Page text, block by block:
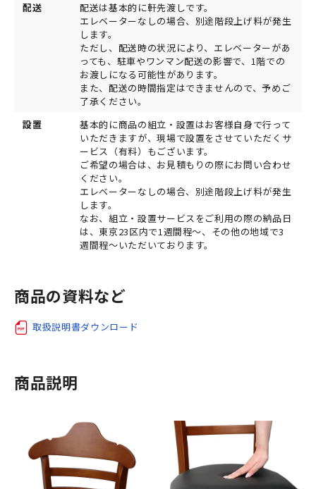
配送
配送は基本的に軒先渡しです。
エレベーターなしの場合、別途階段上げ料が発生
します。
ただし、配送時の状況により、エレベーターがあ
っても、駐車やワンマン配送の影響で、1階での
お渡しになる可能性があります。
また、配送の時間指定はできませんので、予めご
了承ください。
設置
基本的に商品の組立・設置はお客様自身で行って
いただきますが、現場で設置をさせていただくサ
ービス（有料）もございます。
ご希望の場合は、お見積もりの際にお問い合わせ
ください。
エレベーターなしの場合、別途階段上げ料が発生
します。
なお、組立・設置サービスをご利用の際の納品日
は、東京23区内で1週間程～、その他の地域で3
週間程～いただいております。
商品の資料など
取扱説明書ダウンロード
商品説明